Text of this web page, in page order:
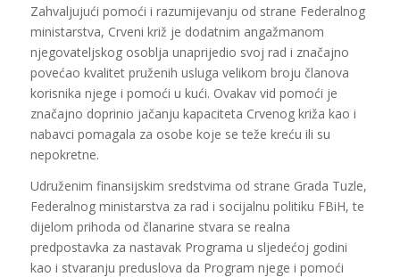
Zahvaljujući pomoći i razumijevanju od strane Federalnog
ministarstva, Crveni križ je dodatnim angažmanom
njegovateljskog osoblja unaprijedio svoj rad i značajno
povećao kvalitet pruženih usluga velikom broju članova
korisnika njege i pomoći u kući. Ovakav vid pomoći je
značajno doprinio jačanju kapaciteta Crvenog križa kao i
nabavci pomagala za osobe koje se teže kreću ili su
nepokretne.
Udruženim finansijskim sredstvima od strane Grada Tuzle,
Federalnog ministarstva za rad i socijalnu politiku FBiH, te
dijelom prihoda od članarine stvara se realna
predpostavka za nastavak Programa u sljedećoj godini
kao i stvaranju preduslova da Program njege i pomoći